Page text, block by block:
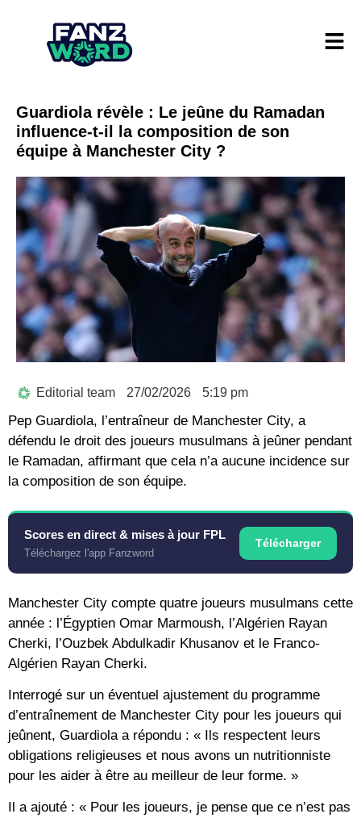
Guardiola révèle : Le jeûne du Ramadan
influence-t-il la composition de son
équipe à Manchester City ?
Editorial team 27/02/2026 5:19 pm
Pep Guardiola, l’entraîneur de Manchester City, a
défendu le droit des joueurs musulmans à jeûner pendant
le Ramadan, affirmant que cela n’a aucune incidence sur
la composition de son équipe.
Scores en direct & mises à jour FPL
Téléchargez l'app Fanzword
Télécharger
Manchester City compte quatre joueurs musulmans cette
année : l’Égyptien Omar Marmoush, l’Algérien Rayan
Cherki, l’Ouzbek Abdulkadir Khusanov et le Franco-
Algérien Rayan Cherki.
Interrogé sur un éventuel ajustement du programme
d’entraînement de Manchester City pour les joueurs qui
jeûnent, Guardiola a répondu : « Ils respectent leurs
obligations religieuses et nous avons un nutritionniste
pour les aider à être au meilleur de leur forme. »
Il a ajouté : « Pour les joueurs, je pense que ce n’est pas